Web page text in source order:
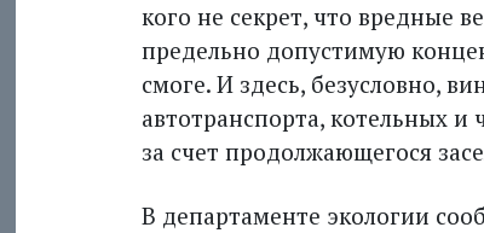
кого не секрет, что вредные
предельно допустимую
смоге. И здесь, безусловно,
автотранспорта, котельных и
за счет продолжающегося
В департаменте экологии